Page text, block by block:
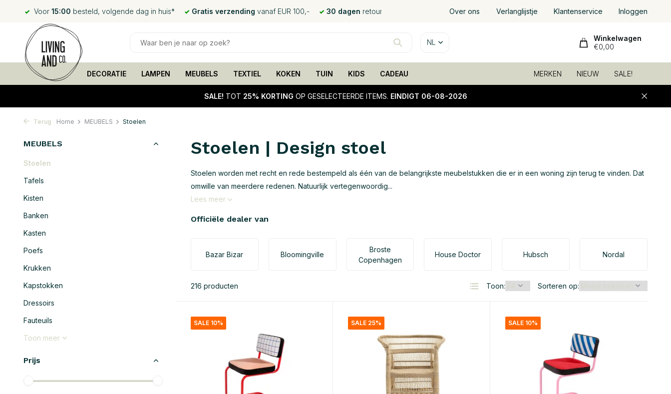
Voor 15:00 besteld, volgende dag in huis* Gratis verzending vanaf EUR 100,- 30 dagen retour Over ons Verlanglijstje Klantenservice Inloggen
NL
Winkelwagen
€0,00
DECORATIE LAMPEN MEUBELS TEXTIEL KOKEN TUIN KIDS CADEAU MERKEN NIEUW SALE!
SALE! TOT 25% KORTING OP GESELECTEERDE ITEMS. EINDIGT 06-08-2026
Terug Home MEUBELS Stoelen
MEUBELS
Stoelen
Tafels
Kisten
Banken
Kasten
Poefs
Krukken
Kapstokken
Dressoirs
Fauteuils
Toon meer
Prijs
Stoelen | Design stoel
Stoelen worden met recht en rede bestempeld als één van de belangrijkste meubelstukken die er in een woning zijn terug te vinden. Dat
omwille van meerdere redenen. Natuurlijk vertegenwoordig...
Lees meer
Officiële dealer van
Bazar Bizar Bloomingville
Broste
Copenhagen
House Doctor Hubsch Nordal
216 producten Toon: Sorteren op:
SALE 10% SALE 25% SALE 10%